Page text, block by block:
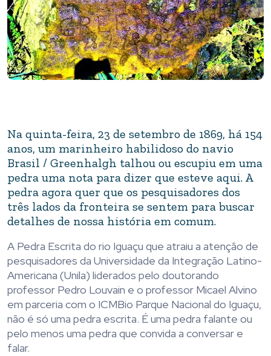
Na quinta-feira, 23 de setembro de 1869, há 154
anos, um marinheiro habilidoso do navio
Brasil / Greenhalgh talhou ou escupiu em uma
pedra uma nota para dizer que esteve aqui. A
pedra agora quer que os pesquisadores dos
três lados da fronteira se sentem para buscar
detalhes de nossa história em comum.
A Pedra Escrita do rio Iguaçu que atraiu a atenção de
pesquisadores da Universidade da Integração Latino-
Americana (Unila) liderados pelo doutorando
professor Pedro Louvain e o professor Micael Alvino
em parceria com o ICMBio Parque Nacional do Iguaçu,
não é só uma pedra escrita. É uma pedra falante ou
pelo menos uma pedra que convida a conversar e
falar.